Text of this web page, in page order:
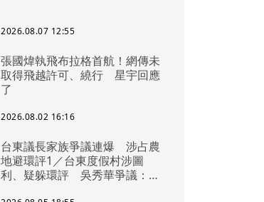
2026.08.07 12:55
張國煒執飛布拉格首航！網傳未
取得飛越許可、繞行 星宇回應
了
2026.08.02 16:16
台東議長家族爭議連爆 涉占農
地避環評1／台東度假村涉圖
利、疑躲環評 吳秀華爭議：概